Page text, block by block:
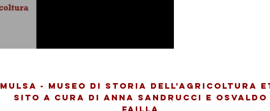
MULSA - Museo di Storia dell'Agricoltura
Sito a cura di Anna Sandrucci e Osvaldo
Failla